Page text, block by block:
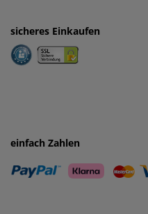
sicheres Einkaufen
einfach Zahlen